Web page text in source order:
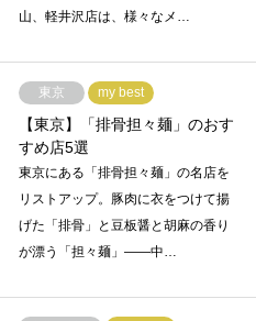
山、軽井沢店は、様々なメ…
東京 my best
【東京】「排骨担々麺」のおす
すめ店5選
東京にある「排骨担々麺」の名店を
リストアップ。豚肉に衣をつけて揚
げた「排骨」と豆板醤と胡麻の香り
が漂う「担々麺」――中…